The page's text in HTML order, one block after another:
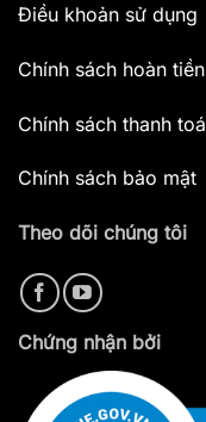
Điều khoản sử dụng
Chính sách hoàn tiền
Chính sách thanh
Chính sách bảo mật
Theo dõi chúng tôi
Chứng nhận bởi